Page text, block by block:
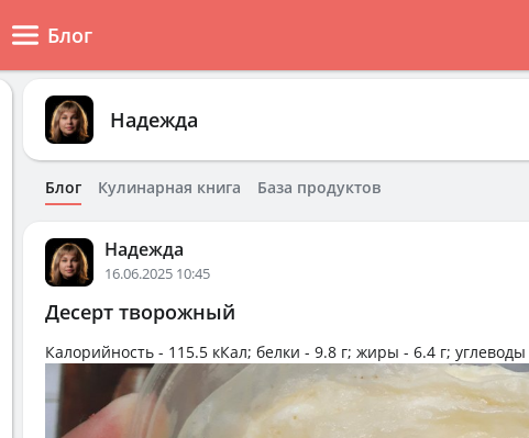
Блог
Надежда
Блог Кулинарная книга База продуктов
Надежда
16.06.2025 10:45
Десерт творожный
Калорийность - 115.5 кКал; белки - 9.8 г; жиры - 6.4 г; углеводы